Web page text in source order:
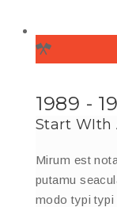
1989 -
Start WIth
Mirum est
putamu
modo typi typi